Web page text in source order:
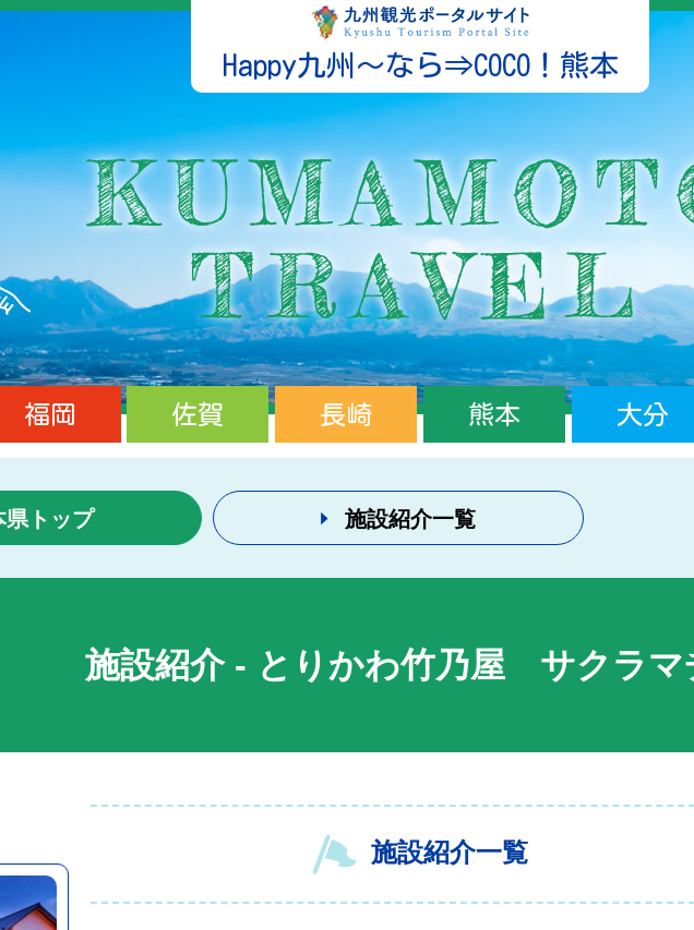
Happy九州～なら⇒COCO！熊本
福岡 佐賀 長崎 熊本 大分
県トップ 施設紹介一覧
施設紹介- とりかわ竹乃屋 サクラマ
施設紹介一覧